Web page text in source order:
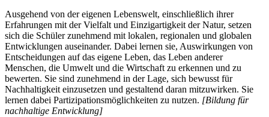
Ausgehend von der eigenen Lebenswelt, einschließlich ihrer
Erfahrungen mit der Vielfalt und Einzigartigkeit der Natur, setzen
sich die Schüler zunehmend mit lokalen, regionalen und globalen
Entwicklungen auseinander. Dabei lernen sie, Auswirkungen von
Entscheidungen auf das eigene Leben, das Leben anderer
Menschen, die Umwelt und die Wirtschaft zu erkennen und zu
bewerten. Sie sind zunehmend in der Lage, sich bewusst für
Nachhaltigkeit einzusetzen und gestaltend daran mitzuwirken. Sie
lernen dabei Partizipationsmöglichkeiten zu nutzen. [Bildung für
nachhaltige Entwicklung]